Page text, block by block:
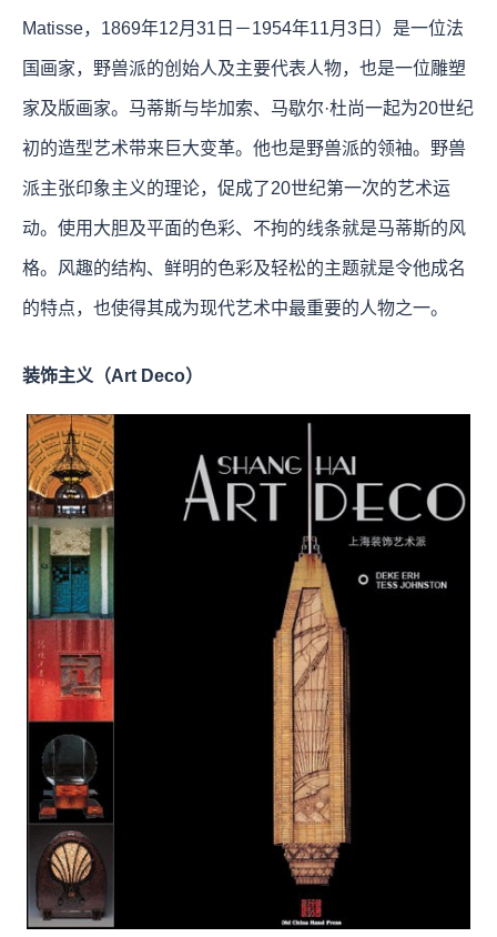
Matisse，1869年12月31日－1954年11月3日）是一位法
国画家，野兽派的创始人及主要代表人物，也是一位雕塑
家及版画家。马蒂斯与毕加索、马歇尔·杜尚一起为20世纪
初的造型艺术带来巨大变革。他也是野兽派的领袖。野兽
派主张印象主义的理论，促成了20世纪第一次的艺术运
动。使用大胆及平面的色彩、不拘的线条就是马蒂斯的风
格。风趣的结构、鲜明的色彩及轻松的主题就是令他成名
的特点，也使得其成为现代艺术中最重要的人物之一。
装饰主义（Art Deco）